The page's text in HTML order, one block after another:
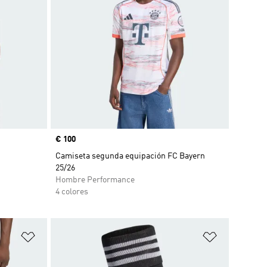
Precio
€ 100
Camiseta segunda equipación FC Bayern
25/26
Hombre Performance
4 colores
Añadir a la lista de deseos